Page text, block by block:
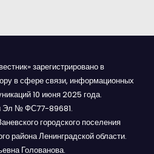
зарегистрировано в
в сфере связи, информационных
10 июня 2025 года.
Эл № ФС77-89681.
городского поселения
района Ленинградской области.
Голованова.